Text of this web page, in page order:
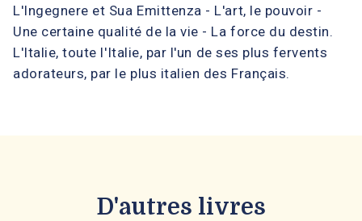
L'Ingegnere et Sua Emittenza - L'art, le pouvoir -
Une certaine qualité de la vie - La force du destin.
L'Italie, toute l'Italie, par l'un de ses plus fervents
adorateurs, par le plus italien des Français.
D'autres livres